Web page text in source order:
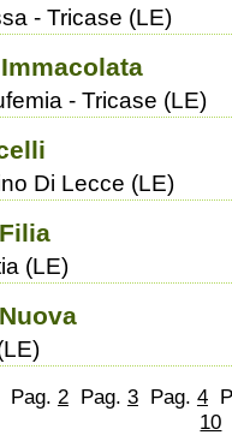
- Tricase (LE)
- Tricase (LE)
Di Lecce (LE)
(LE)
Pag. 2 Pag. 3 Pag. 4
10